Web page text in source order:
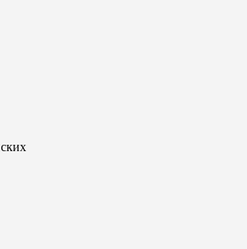
и долговечность, что делает ее
Разнообразие вариантов
решений расширяет творческие
и дизайнеров, позволяя
как в современные, так и в
дизайна, где ценятся не только
но и надежность материала. Коллекция
исторического богатства с
обращенным в будущее.